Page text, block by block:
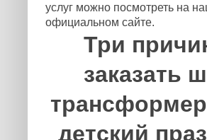
услуг можно посмотреть на
официальном сайте.
Три
заказать
детский